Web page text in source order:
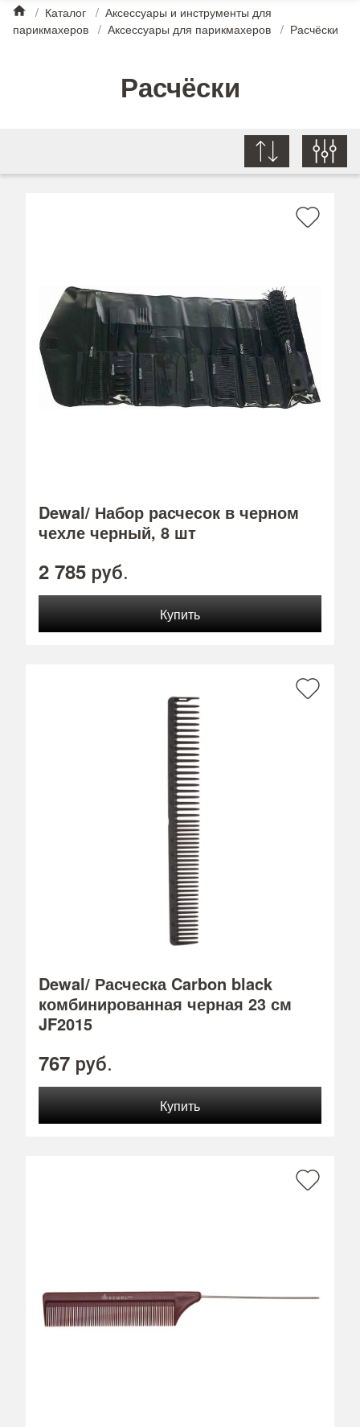
/ Каталог / Аксессуары и инструменты для
парикмахеров / Аксессуары для парикмахеров / Расчёски
Расчёски
Dewal/ Набор расчесок в черном
чехле черный, 8 шт
2 785 руб.
Dewal/ Расческа Carbon black
комбинированная черная 23 см
JF2015
767 руб.